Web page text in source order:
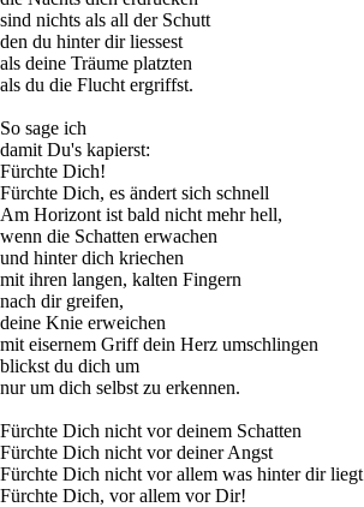
sind nichts als all der Schutt
den du hinter dir liessest
als deine Träume platzten
als du die Flucht ergriffst.
So sage ich
damit Du's kapierst:
Fürchte Dich!
Fürchte Dich, es ändert sich schnell
Am Horizont ist bald nicht mehr hell,
wenn die Schatten erwachen
und hinter dich kriechen
mit ihren langen, kalten Fingern
nach dir greifen,
deine Knie erweichen
mit eisernem Griff dein Herz umschlingen
blickst du dich um
nur um dich selbst zu erkennen.
Fürchte Dich nicht vor deinem Schatten
Fürchte Dich nicht vor deiner Angst
Fürchte Dich nicht vor allem was hinter dir liegt
Fürchte Dich, vor allem vor Dir!